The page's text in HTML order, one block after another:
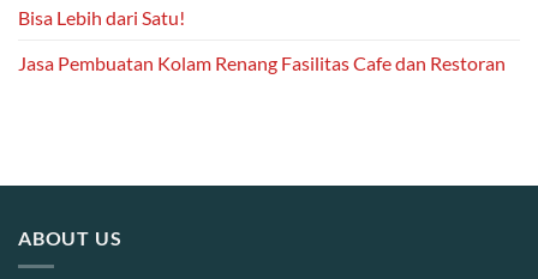
Bisa Lebih dari Satu!
Jasa Pembuatan Kolam Renang Fasilitas Cafe dan Restoran
ABOUT US